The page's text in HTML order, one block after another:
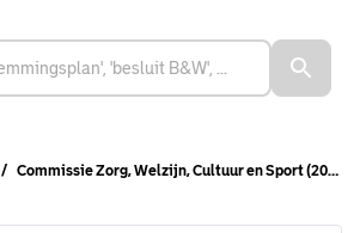
Commissie Zorg, Welzijn, Cultuur en Sport (2022 - 2026)